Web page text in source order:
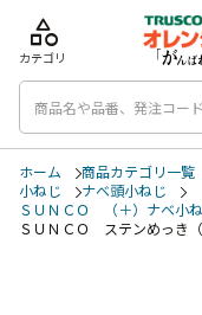
category
カテゴリ
ホーム 商品カテゴリ一覧
小ねじ
ナベ頭小ねじ
ＳＵＮＣＯ （＋）ナベ小ね
ＳＵＮＣＯ ステンめっき